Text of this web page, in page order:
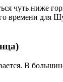
чуть ниже
времени для
В